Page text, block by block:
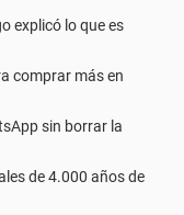
explicó lo que es
comprar más en
sin borrar la
de 4.000 años de